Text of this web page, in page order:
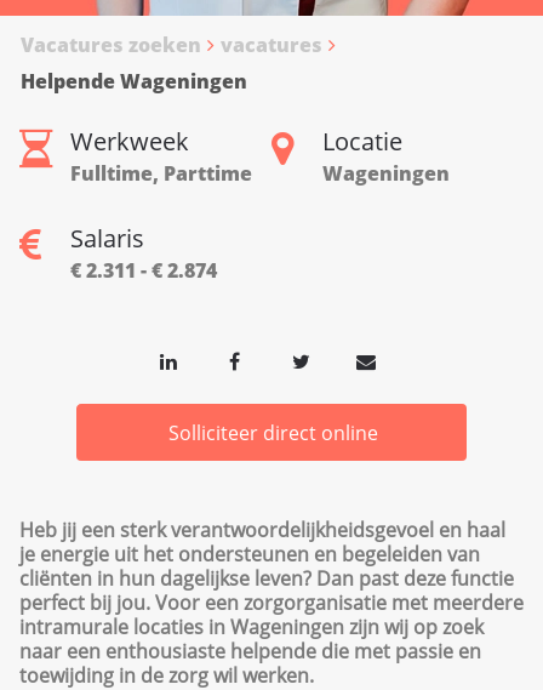
Vacatures zoeken
vacatures
Helpende Wageningen
Werkweek
Fulltime, Parttime
Locatie
Wageningen
Salaris
€ 2.311 - € 2.874
Solliciteer direct online
Heb jij een sterk verantwoordelijkheidsgevoel en haal
je energie uit het ondersteunen en begeleiden van
cliënten in hun dagelijkse leven? Dan past deze functie
perfect bij jou. Voor een zorgorganisatie met meerdere
intramurale locaties in Wageningen zijn wij op zoek
naar een enthousiaste helpende die met passie en
toewijding in de zorg wil werken.